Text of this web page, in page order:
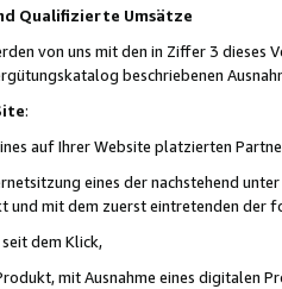
Qualifizierte Umsätze
von uns mit den in Ziffer 3
beschriebenen
:
auf Ihrer Website platzierten
eines der nachstehend
und mit dem zuerst eintretenden der
dem Klick,
mit Ausnahme eines digitalen